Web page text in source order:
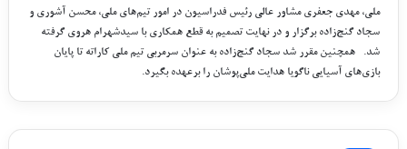
ملی، مهدی جعفری مشاور عالی رئیس فدراسیون در امور تیم‌های ملی، محسن آشوری و
سجاد گنج‌زاده برگزار و در نهایت تصمیم به قطع همکاری با سیدشهرام هروی گرفته
شد. همچنین مقرر شد سجاد گنج‌زاده به عنوان سرمربی تیم ملی کاراته تا پایان
بازی‌های آسیایی ناگویا هدایت ملی‌پوشان را برعهده بگیرد.